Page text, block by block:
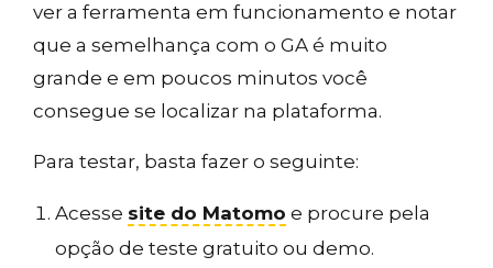
ver a ferramenta em funcionamento e notar
que a semelhança com o GA é muito
grande e em poucos minutos você
consegue se localizar na plataforma.
Para testar, basta fazer o seguinte:
Acesse site do Matomo e procure pela
opção de teste gratuito ou demo.